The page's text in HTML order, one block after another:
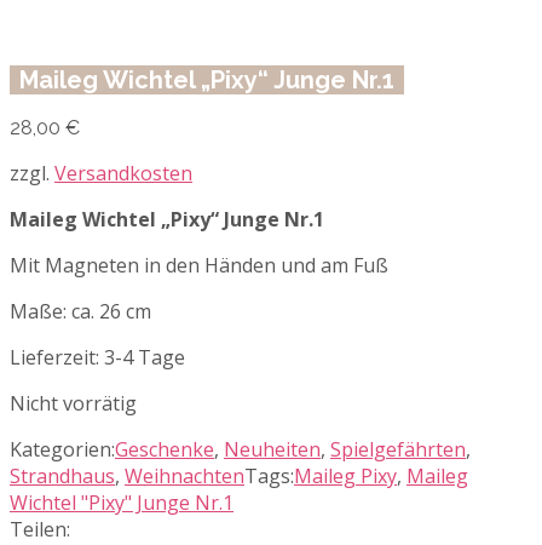
Maileg Wichtel „Pixy“ Junge Nr.1
28,00 €
zzgl. Versandkosten
Maileg Wichtel „Pixy“ Junge Nr.1
Mit Magneten in den Händen und am Fuß
Maße: ca. 26 cm
Lieferzeit: 3-4 Tage
Nicht vorrätig
Kategorien:Geschenke, Neuheiten, Spielgefährten,
Strandhaus, WeihnachtenTags:Maileg Pixy, Maileg
Wichtel "Pixy" Junge Nr.1
Teilen: